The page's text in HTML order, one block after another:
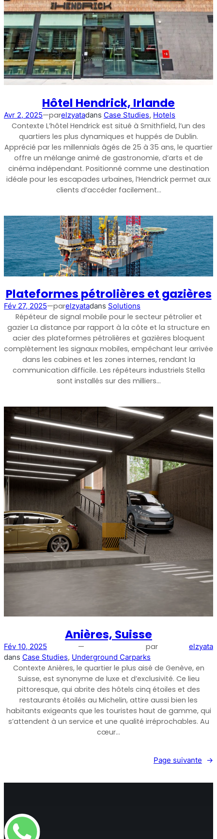
Hôtel Hendrick, Irlande
Avr 2, 2025—parelzyatadans Case Studies, Hotels
Contexte L’hôtel Hendrick est situé à Smithfield, l’un des
quartiers les plus dynamiques et huppés de Dublin.
Apprécié par les millennials âgés de 25 à 35 ans, le quartier
offre un mélange animé de gastronomie, d’arts et de
cinéma indépendant. Positionné comme une destination
idéale pour les escapades urbaines, l’Hendrick permet aux
clients d’accéder facilement…
Plateformes pétrolières et gazières
Fév 27, 2025—parelzyatadans Solutions
Répéteur de signal mobile pour le secteur pétrolier et
gazier La distance par rapport à la côte et la structure en
acier des plateformes pétrolières et gazières bloquent
complètement les signaux mobiles, empêchant leur arrivée
dans les cabines et les zones internes, rendant la
communication difficile. Les répéteurs industriels Stella
sont installés sur des milliers…
Anières, Suisse
Fév 10, 2025 — par
elzyata
dans Case Studies, Underground Carparks
Contexte Anières, le quartier le plus aisé de Genève, en
Suisse, est synonyme de luxe et d’exclusivité. Ce lieu
pittoresque, qui abrite des hôtels cinq étoiles et des
restaurants étoilés au Michelin, attire aussi bien les
habitants exigeants que les touristes haut de gamme, qui
s’attendent à un service et une qualité irréprochables. Au
cœur…
Page suivante →